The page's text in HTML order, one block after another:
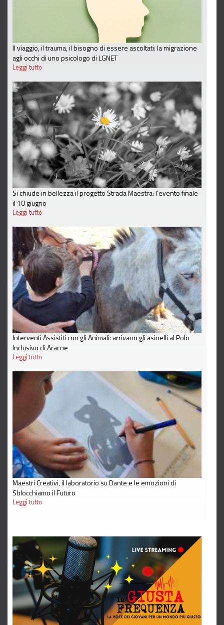
Il viaggio, il trauma, il bisogno di essere ascoltati: la migrazione
agli occhi di uno psicologo di LGNET
Leggi tutto
Si chiude in bellezza il progetto Strada Maestra: l'evento finale
il 10 giugno
Leggi tutto
Interventi Assistiti con gli Animali: arrivano gli asinelli al Polo
Inclusivo di Aracne
Leggi tutto
Maestri Creativi, il laboratorio su Dante e le emozioni di
Sblocchiamo il Futuro
Leggi tutto